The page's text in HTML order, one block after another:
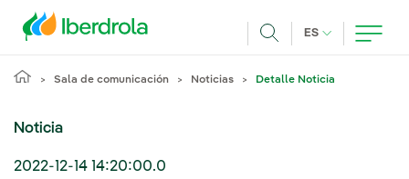
ES IDIOMA
Sala de comunicación Noticias Detalle Noticia
Noticia
2022-12-14 14:20:00.0